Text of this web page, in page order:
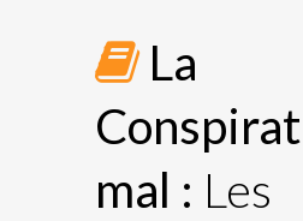
La
mal : Les